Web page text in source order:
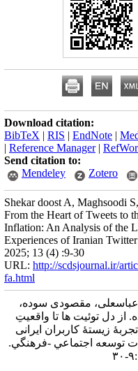
Download citation:
BibTeX | RIS | EndNote |
| Reference Manager|
Send citation to:
Mendeley
Zotero
Shekar doost A, Maghsoodi
From the Heart of Tweets to
Inflation: An Analysis of the
Experiences of Iranian
2025; 13 (4) :9-30
URL: http://scdsjournal.ir/
fa.html
مقصودی سوده،
دل توئیت ها تا واقعیتِ
زیستۀ کاربران ایرانی
توسعه اجتماعي -فرهنگي.